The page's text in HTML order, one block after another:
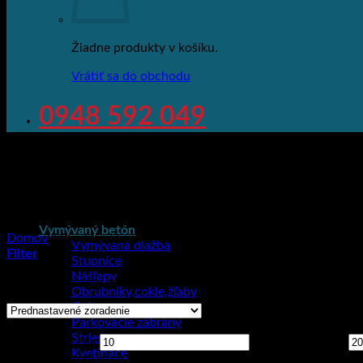
Žiadne produkty v košíku.
Vrátiť sa do obchodu
0948 592 049
Vymývaný betón
Vymývaná dlažba
Stupnice
Nášľapy
Obrubníky,cokle,žľaby
Gule
Parkovacie zábrany
Striešky
Kvetináče
Domov /Produkt Hrúbka/
Filter
Zobrazený jediný výsledok
Minimálna cena
Kategórie produktov